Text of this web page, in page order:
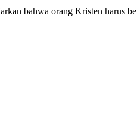
bahwa orang Kristen harus